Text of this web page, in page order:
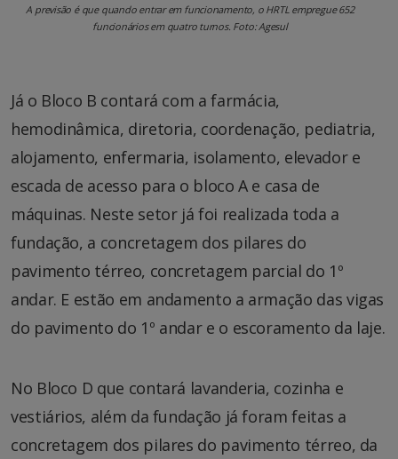
A previsão é que quando entrar em funcionamento, o HRTL empregue 652
funcionários em quatro turnos. Foto: Agesul
Já o Bloco B contará com a farmácia,
hemodinâmica, diretoria, coordenação, pediatria,
alojamento, enfermaria, isolamento, elevador e
escada de acesso para o bloco A e casa de
máquinas. Neste setor já foi realizada toda a
fundação, a concretagem dos pilares do
pavimento térreo, concretagem parcial do 1º
andar. E estão em andamento a armação das vigas
do pavimento do 1º andar e o escoramento da laje.
No Bloco D que contará lavanderia, cozinha e
vestiários, além da fundação já foram feitas a
concretagem dos pilares do pavimento térreo, da